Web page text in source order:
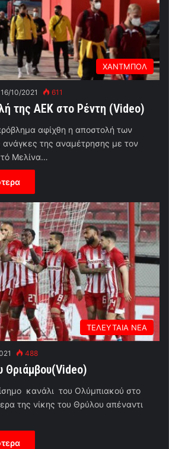
ΧΑΝΤΜΠΟΛ
16/10/2021 611
της ΑΕΚ στο Ρέντη (Video)
αφίχθη η αποστολή των
ανάγκες της αναμέτρησης με τον
Μελίνα…
ΤΕΛΕΥΤΑΙΑ ΝΕΑ
488
Θριάμβου(Video)
κανάλι του Ολύμπιακού στο
της νίκης του Θρύλου απέναντι